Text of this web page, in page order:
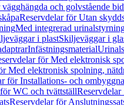
vägghängda och golvstående
Reservdelar för Utan
Med integrerad
i plastSkiljeväggar i
Infästningsmaterial
för Med elektronisk
Med elektronisk spolning,
för Installations- och
WC och tvättställ
Reservdelar för